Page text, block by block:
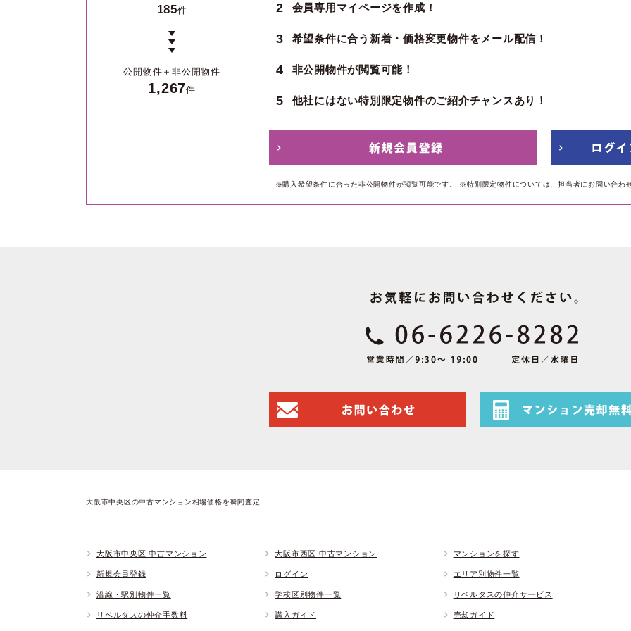
185件
公開物件＋ 非公開物件
1,267件
2 会員専用マイページを作成！
3 希望条件に合う新着・価格変更物件をメール配信！
4 非公開物件が閲覧可能！
5 他社にはない特別限定物件のご紹介チャンスあり！
※購入希望条件に合った非公開物件が閲覧可能です。 ※特別限定物件については、担当者にお問い合わ
大阪市中央区の中古マンション相場価格を瞬間査定
大阪市中央区 中古マンション 大阪市西区 中古マンション マンションを探す
新規会員登録 ログイン エリア別物件一覧
沿線・駅別物件一覧 学校区別物件一覧 リベルタスの仲介サービス
リベルタスの仲介手数料 購入ガイド 売却ガイド